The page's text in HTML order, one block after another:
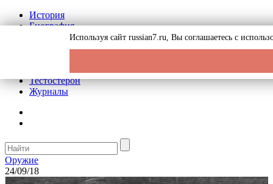
История
Биография
Криминал
Реклама на сайте
Тестостерон
Журналы
Оружие
24/09/18
Используя сайт russian7.ru, Вы соглашаетесь с